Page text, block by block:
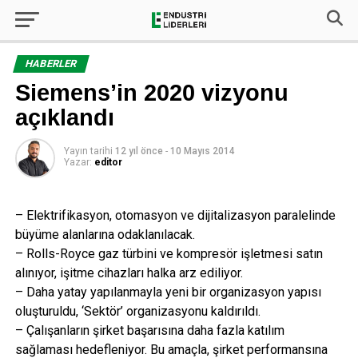
HABERLER
Siemens’in 2020 vizyonu
açıklandı
Yayın tarihi 12 yıl önce - 10 Mayıs 2014
Yazar: editor
– Elektrifikasyon, otomasyon ve dijitalizasyon paralelinde
büyüme alanlarına odaklanılacak.
– Rolls-Royce gaz türbini ve kompresör işletmesi satın
alınıyor, işitme cihazları halka arz ediliyor.
– Daha yatay yapılanmayla yeni bir organizasyon yapısı
oluşturuldu, ‘Sektör’ organizasyonu kaldırıldı.
– Çalışanların şirket başarısına daha fazla katılım
sağlaması hedefleniyor. Bu amaçla, şirket performansına